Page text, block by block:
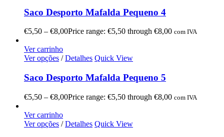
Saco Desporto Mafalda Pequeno 4
€5,50 – €8,00Price range: €5,50 through €8,00 com IVA
Ver carrinho
Ver opções / Detalhes Quick View
Saco Desporto Mafalda Pequeno 5
€5,50 – €8,00Price range: €5,50 through €8,00 com IVA
Ver carrinho
Ver opções / Detalhes Quick View